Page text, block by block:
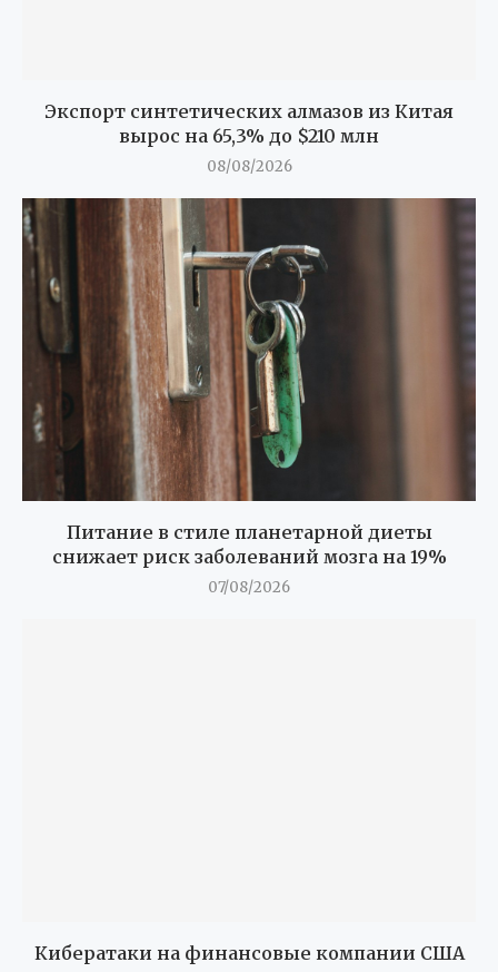
Экспорт синтетических алмазов из Китая
вырос на 65,3% до $210 млн
08/08/2026
Питание в стиле планетарной диеты
снижает риск заболеваний мозга на 19%
07/08/2026
Кибератаки на финансовые компании США